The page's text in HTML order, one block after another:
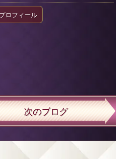
ロフィール
次のブログ